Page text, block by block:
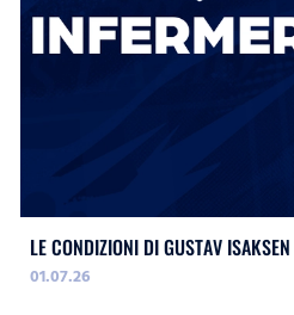
LE CONDIZIONI DI GUSTAV ISAKSEN
01.07.26